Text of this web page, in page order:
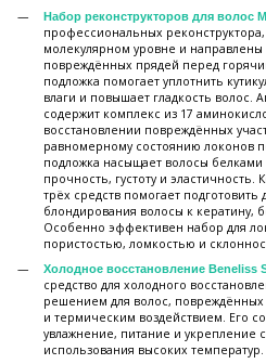
Набор реконструкторов для волос
профессиональных
молекулярном уровне и направлены
повреждённых прядей перед
подложка помогает уплотнить
влаги и повышает гладкость волос.
содержит комплекс из 17
восстановлении повреждённых
равномерному состоянию локонов
подложка насыщает волосы
прочность, густоту и
трёх средств помогает
блондирования волосы к кератину,
Особенно эффективен набор для
пористостью, ломкостью и
Холодное восстановление Beneliss
средство для холодного
решением для волос,
и термическим воздействием. Его
увлажнение, питание и укрепление
использования высоких